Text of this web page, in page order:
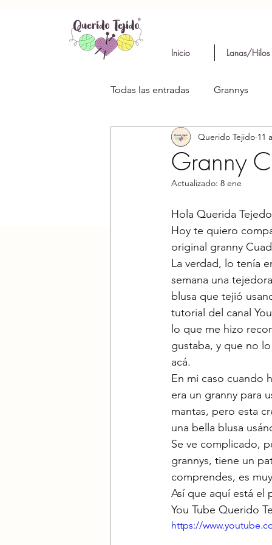
Inicio Lanas/Hilos
Todas las entradas Grannys
Granny
Querido Tejido 11
Actualizado: 8 ene
Hola Querida
Hoy te quiero
original granny
La verdad, lo tenía
semana una
blusa que tejió
tutorial del canal
lo que me hizo
gustaba, y que no
acá.
En mi caso cuando
era un granny para
mantas, pero esta
una bella blusa
Se ve complicado,
grannys, tiene un
comprendes, es
Así que aquí está el
You Tube Querido
https://